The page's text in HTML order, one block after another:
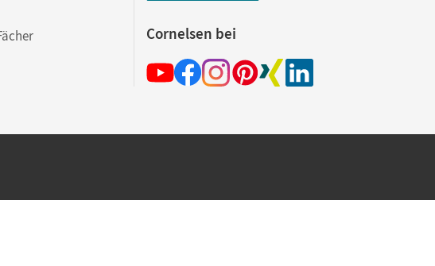
Cornelsen bei
wir versandkostenfrei innerhalb Deutschlands